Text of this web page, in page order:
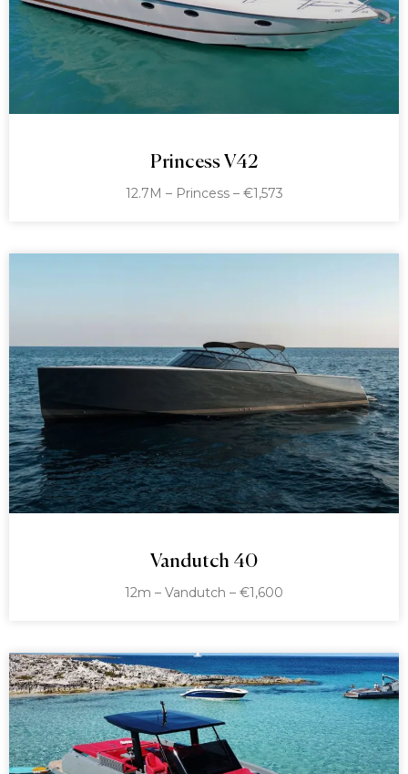
Princess V42
12.7M – Princess – €1,573
Vandutch 40
12m – Vandutch – €1,600